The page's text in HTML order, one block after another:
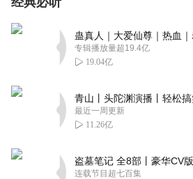
专辑播放量超19.4亿
19.04亿
最近一周更新
11.26亿
连载节目超七百集